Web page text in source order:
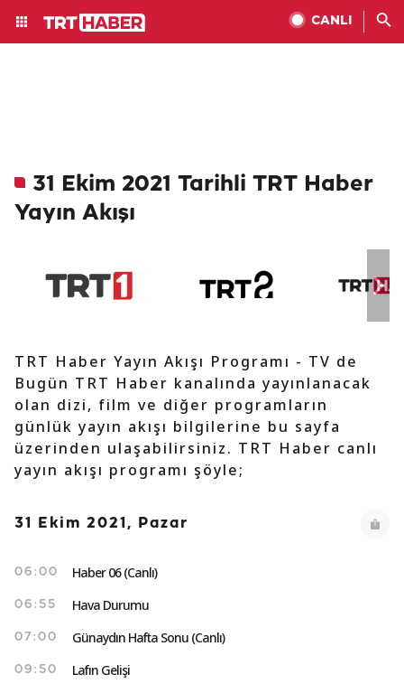
CANLI
31 Ekim 2021 Tarihli TRT Haber
Yayın Akışı
TRT Haber Yayın Akışı Programı - TV de
Bugün TRT Haber kanalında yayınlanacak
olan dizi, film ve diğer programların
günlük yayın akışı bilgilerine bu sayfa
üzerinden ulaşabilirsiniz. TRT Haber canlı
yayın akışı programı şöyle;
31 Ekim 2021, Pazar
06:00 Haber 06 (Canlı)
06:55 Hava Durumu
07:00 Günaydın Hafta Sonu (Canlı)
09:50 Lafın Gelişi